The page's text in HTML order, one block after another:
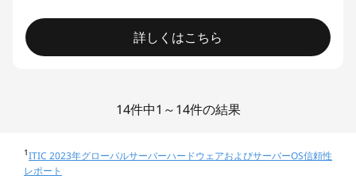
詳しくはこちら
14件中1～14件の結果
1ITIC 2023年グローバルサーバーハードウェアおよびサーバーOS信頼性
レポート